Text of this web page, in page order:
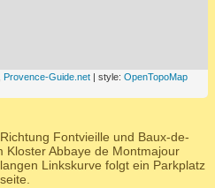
Provence-Guide.net | style: OpenTopoMap
Fontvieille und Baux-de-
Kloster Abbaye de Montmajour
Linkskurve folgt ein Parkplatz